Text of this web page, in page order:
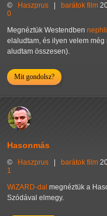
© Haszprus | barátok film
0
Megnéztük Westendben
elaludtam, és ilyen velem
aludtam összesen).
Mit gondolsz?
Hasonmás
© Haszprus | barátok film
1
WiZARD-dal megnéztük a
Szódával elmegy.